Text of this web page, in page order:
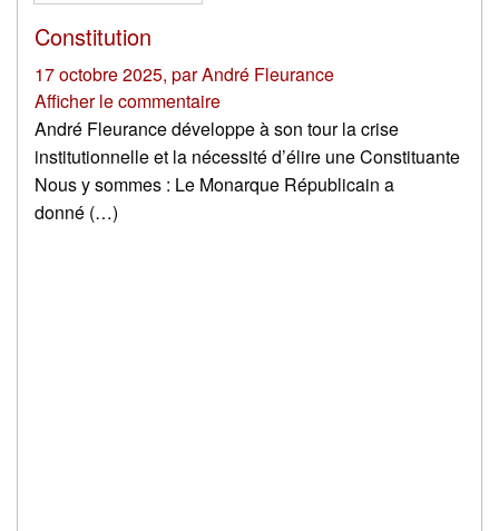
Constitution
17 octobre 2025, parAndré Fleurance
Afficher le commentaire
André Fleurance développe à son tour la crise
institutionnelle et la nécessité d’élire une Constituante
Nous y sommes : Le Monarque Républicain a
donné (…)